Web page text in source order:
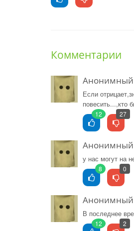
Комментарии
Анонимный
Если
повесить...,кто
12 27
Анонимный
у нас могут на
8 0
Анонимный
В последнее
12 2